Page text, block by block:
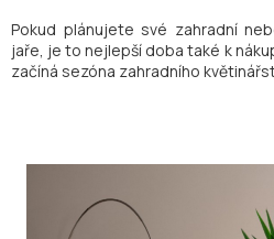
Pokud plánujete své zahradní
jaře, je to nejlepší doba také k
začíná sezóna zahradního